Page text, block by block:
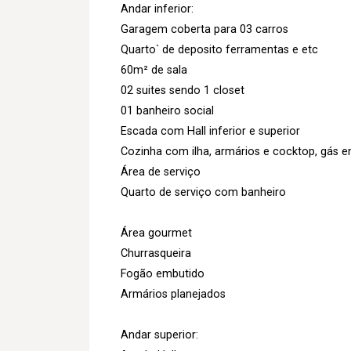
Andar inferior:
Garagem coberta para 03 carros
Quarto` de deposito ferramentas e etc
60m² de sala
02 suites sendo 1 closet
01 banheiro social
Escada com Hall inferior e superior
Cozinha com ilha, armários e cocktop, gás
Área de serviço
Quarto de serviço com banheiro
Área gourmet
Churrasqueira
Fogão embutido
Armários planejados
Andar superior: